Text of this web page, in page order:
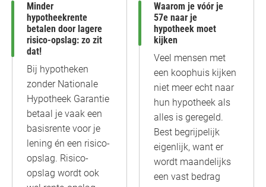
Minder
hypotheekrente
betalen door lagere
risico-opslag: zo zit
dat!
Bij hypotheken
zonder Nationale
Hypotheek Garantie
betaal je vaak een
basisrente voor je
lening én een risico-
opslag. Risico-
opslag wordt ook
Waarom je vóór je
57e naar je
hypotheek moet
kijken
Veel mensen met
een koophuis kijken
niet meer echt naar
hun hypotheek als
alles is geregeld.
Best begrijpelijk
eigenlijk, want er
wordt maandelijks
een vast bedrag